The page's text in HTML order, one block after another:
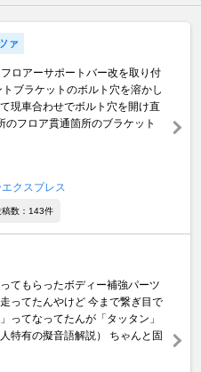
ァ
ロアーサポートバー改を取り付
ブラケットのボルト穴を溶かし
現車合わせでボルト穴を開け直
のフロア貫通箇所のブラケット
クスプレス
稿数：143件
てもらったボディー補強パーツ
ってたんやけど 今まで繋ぎ目で
ってなってたんが「タッタン」
特有の擬音語解説） ちゃんと固